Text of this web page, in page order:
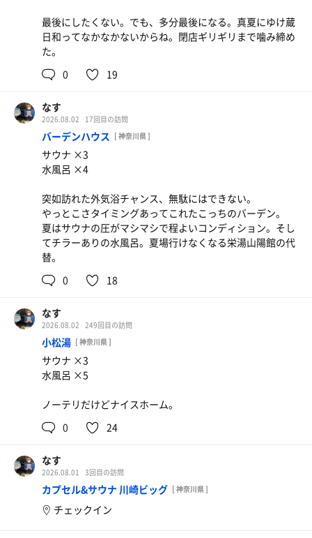
最後にしたくない。でも、多分最後になる。真夏にゆけ蔵
日和ってなかなかないからね。閉店ギリギリまで噛み締め
た。
0
19
なす
2026.08.02 17回目の訪問
バーデンハウス [ 神奈川県 ]
サウナ ×3
水風呂 ×4
突如訪れた外気浴チャンス、無駄にはできない。
やっとこさタイミングあってこれたこっちのバーデン。
夏はサウナの圧がマシマシで程よいコンディション。そし
てチラーありの水風呂。夏場行けなくなる栄湯山陽館の代
替。
0
18
なす
2026.08.02 249回目の訪問
小松湯 [ 神奈川県 ]
サウナ ×3
水風呂 ×5
ノーテリだけどナイスホーム。
0
24
なす
2026.08.01 3回目の訪問
カプセル&サウナ 川崎ビッグ [ 神奈川県 ]
チェックイン